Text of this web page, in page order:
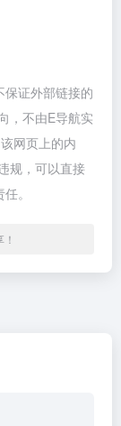
证外部链接的
，不由E导航实
网页上的内
规，可以直接
。